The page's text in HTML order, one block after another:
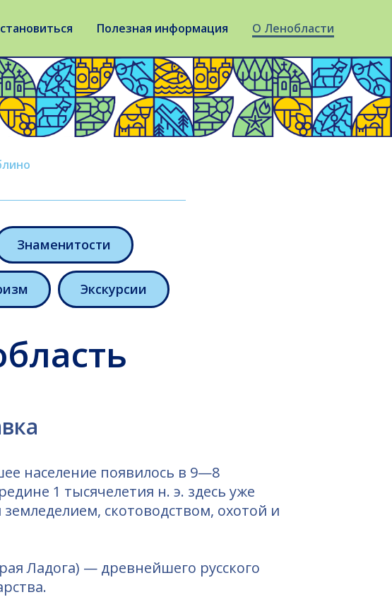
Полезная информация О Ленобласти
Знаменитости
Экскурсии
население появилось в 9—8
1 тысячелетия н. э. здесь уже
скотоводством, охотой и
Ладога) — древнейшего русского